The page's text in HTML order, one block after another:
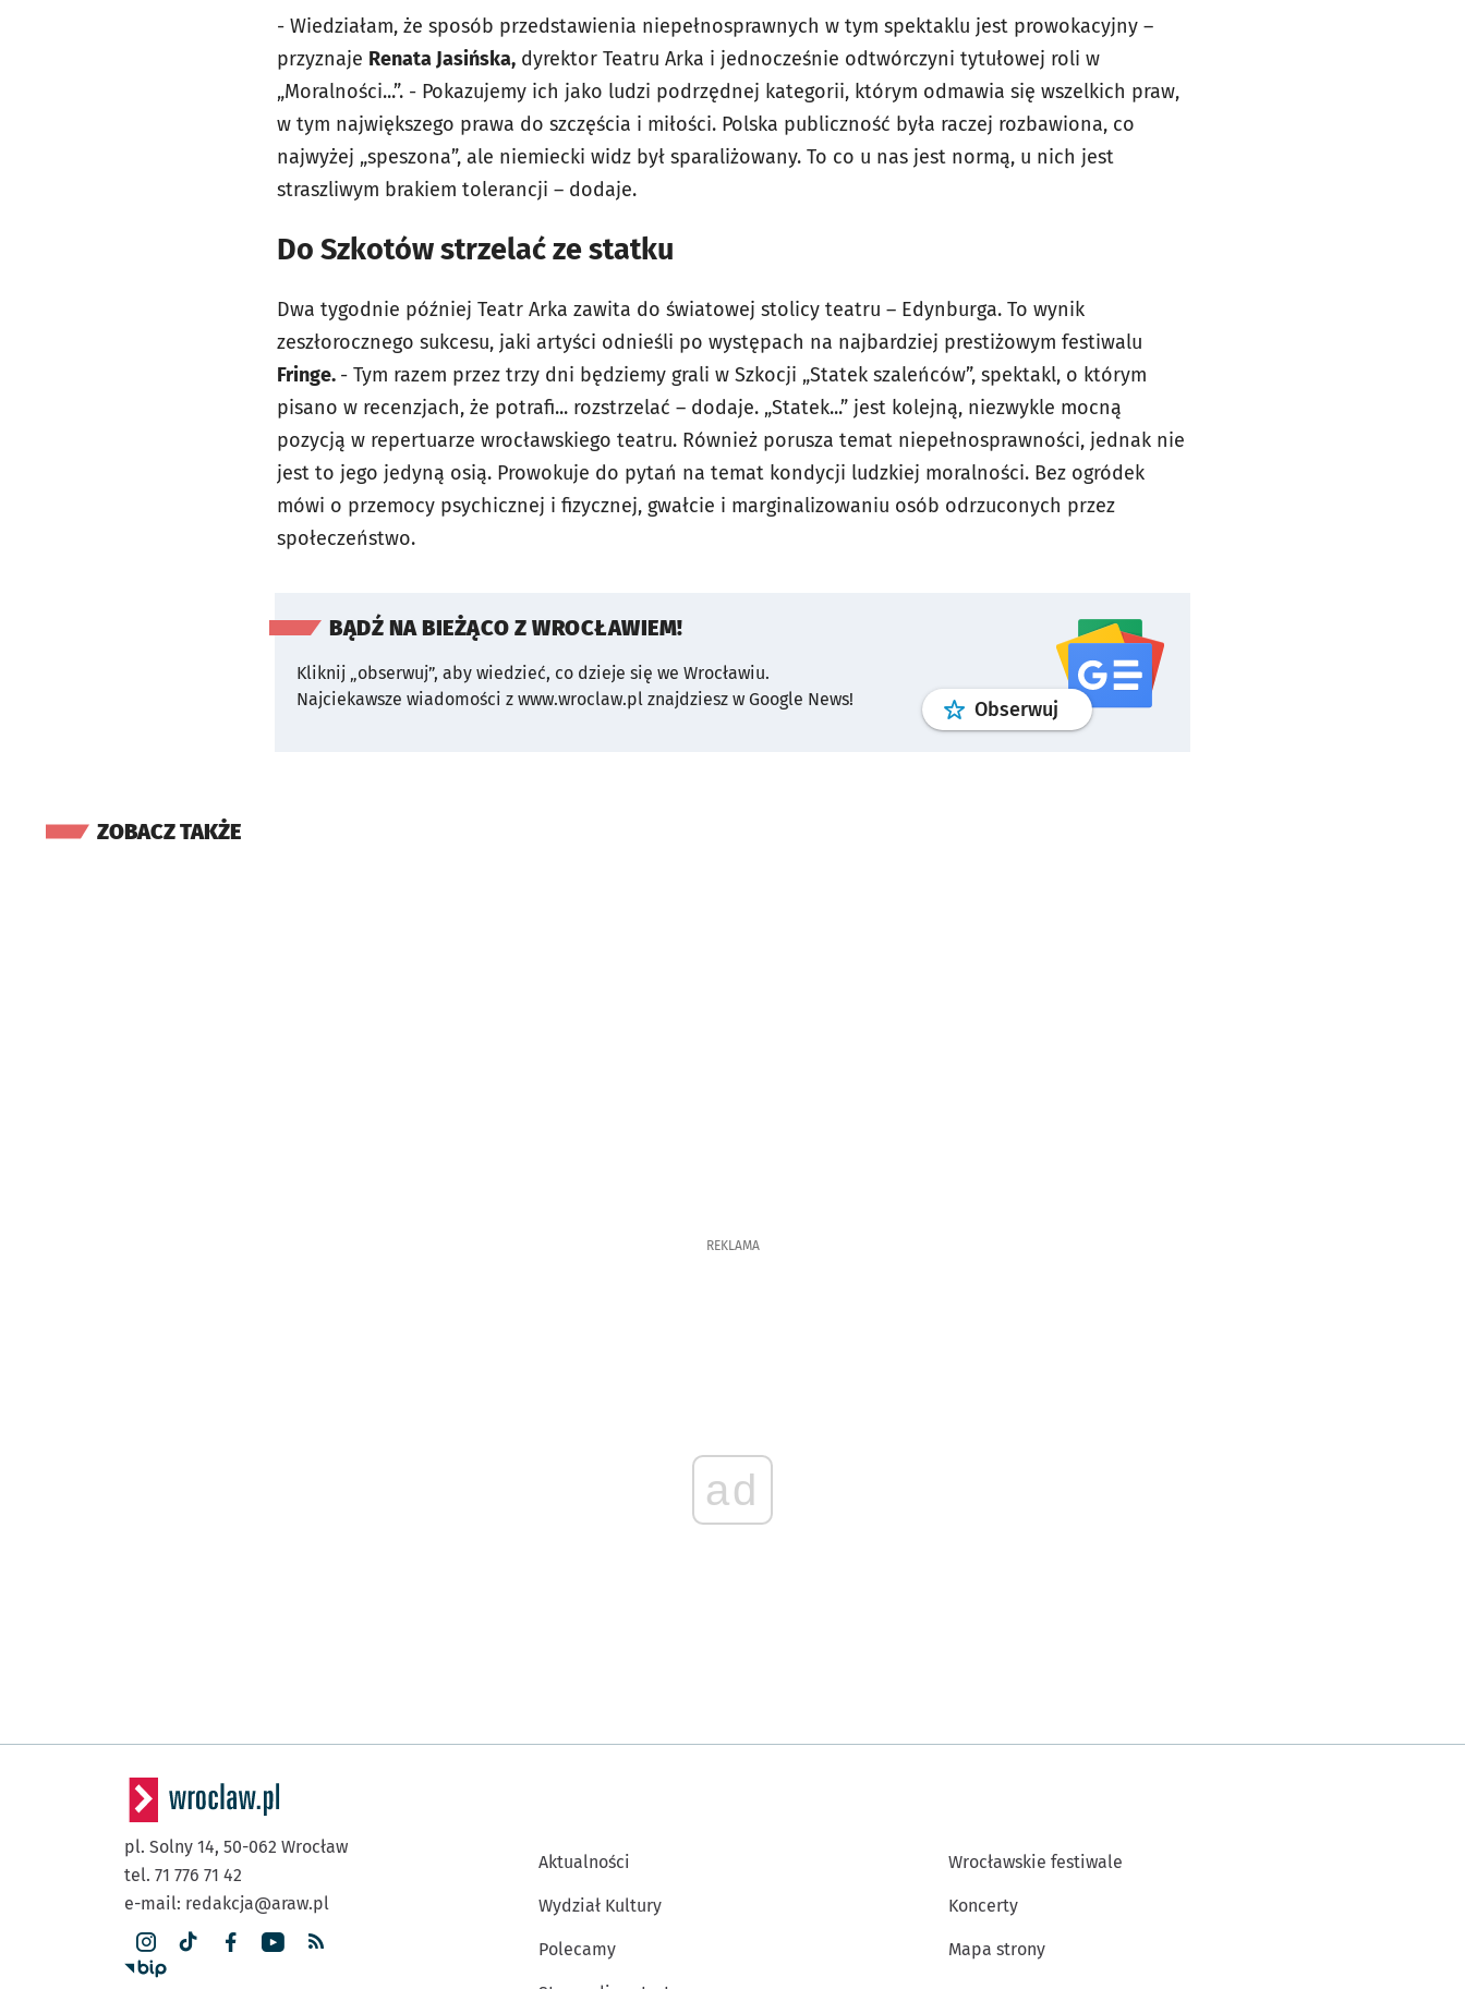
- Wiedziałam, że sposób przedstawienia niepełnosprawnych w tym spektaklu jest prowokacyjny –
przyznaje Renata Jasińska, dyrektor Teatru Arka i jednocześnie odtwórczyni tytułowej roli w
„Moralności...”. - Pokazujemy ich jako ludzi podrzędnej kategorii, którym odmawia się wszelkich praw,
w tym największego prawa do szczęścia i miłości. Polska publiczność była raczej rozbawiona, co
najwyżej „speszona”, ale niemiecki widz był sparaliżowany. To co u nas jest normą, u nich jest
straszliwym brakiem tolerancji – dodaje.
Do Szkotów strzelać ze statku
Dwa tygodnie później Teatr Arka zawita do światowej stolicy teatru – Edynburga. To wynik
zeszłorocznego sukcesu, jaki artyści odnieśli po występach na najbardziej prestiżowym festiwalu
Fringe. - Tym razem przez trzy dni będziemy grali w Szkocji „Statek szaleńców”, spektakl, o którym
pisano w recenzjach, że potrafi... rozstrzelać – dodaje. „Statek...” jest kolejną, niezwykle mocną
pozycją w repertuarze wrocławskiego teatru. Również porusza temat niepełnosprawności, jednak nie
jest to jego jedyną osią. Prowokuje do pytań na temat kondycji ludzkiej moralności. Bez ogródek
mówi o przemocy psychicznej i fizycznej, gwałcie i marginalizowaniu osób odrzuconych przez
społeczeństwo.
BĄDŹ NA BIEŻĄCO Z WROCŁAWIEM!
Kliknij „obserwuj”, aby wiedzieć, co dzieje się we Wrocławiu.
Najciekawsze wiadomości z www.wroclaw.pl znajdziesz w Google News!
Obserwuj profilgoogle news
ZOBACZ TAKŻE
REKLAMA
ad
pl. Solny 14, 50-062 Wrocław
tel. 71 776 71 42
e-mail: redakcja@araw.pl
Aktualności
Wydział Kultury
Polecamy
Wrocławskie festiwale
Koncerty
Mapa strony